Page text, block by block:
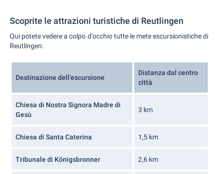
Scoprite le attrazioni turistiche di Reutlingen
Qui potete vedere a colpo d'occhio tutte le mete escursionistiche di
Reutlingen:
Destinazione dell'escursione
Distanza dal centro
città
Chiesa di Nostra Signora Madre di
Gesù
3 km
Chiesa di Santa Caterina 1,5 km
Tribunale di Königsbronner 2,6 km